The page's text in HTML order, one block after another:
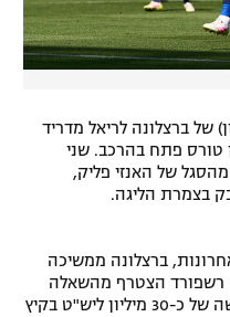
של ברצלונה לריאל מדריד
טורס פתח בהרכב. שני
של האנזי פליק,
בצמרת הליגה.
ברצלונה ממשיכה
רשפורד הצטרף מהשאלה
ממנצ'סטר יונייטד עם אופציה לרכישה של כ-30 מיליון ליש"ט בקיץ